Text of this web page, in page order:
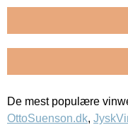
De mest populære
OttoSuenson.dk,